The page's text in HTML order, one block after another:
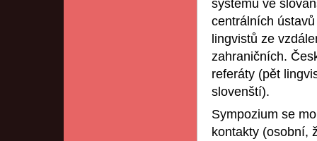
systémů ve
centrálních
lingvistů ze
zahraničních.
referáty (pět
slovenští).
Sympozium se
kontakty (osobní,